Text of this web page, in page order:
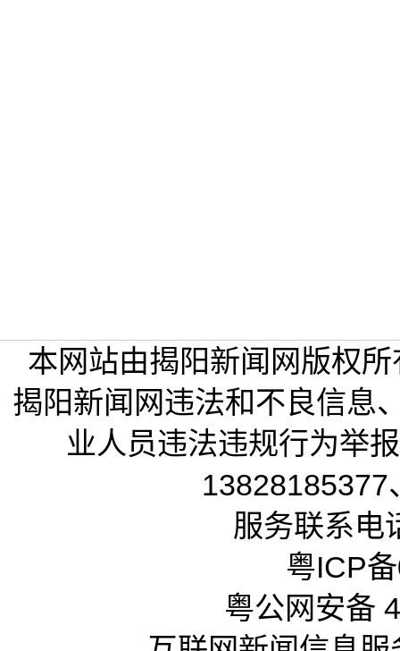
本网站由揭阳新闻网版权
揭阳新闻网违法和不良信息
业人员违法违规行为举
13828185377
服务联系电
粤ICP
粤公网安备